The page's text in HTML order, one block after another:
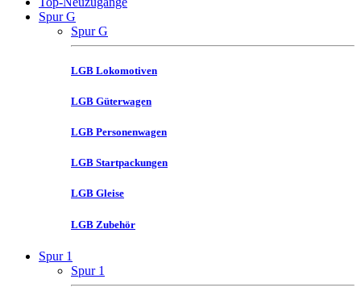
Spur G
Spur G
LGB Lokomotiven
LGB Güterwagen
LGB Personenwagen
LGB Startpackungen
LGB Gleise
LGB Zubehör
Spur 1
Spur 1